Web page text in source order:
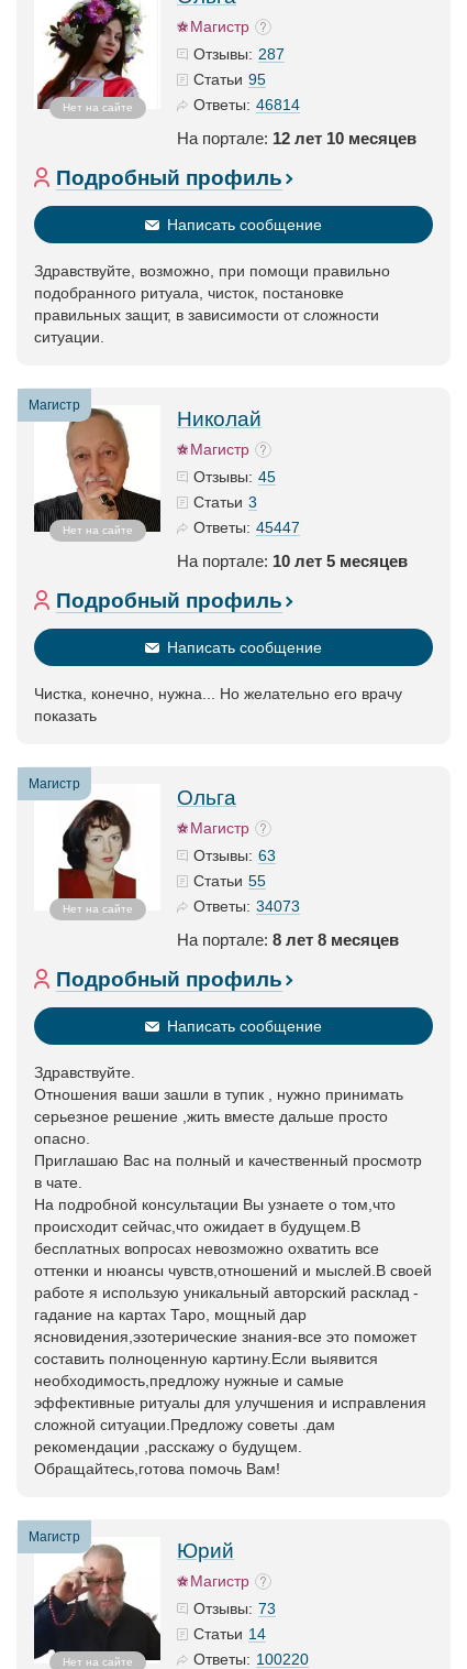
Нет на сайте
Магистр
Отзывы: 287
Статьи 95
Ответы: 46814
На портале: 12 лет 10 месяцев
Подробный профиль
Написать сообщение
Здравствуйте, возможно, при помощи правильно
подобранного ритуала, чисток, постановке
правильных защит, в зависимости от сложности
ситуации.
Магистр
Нет на сайте
Николай
Магистр
Отзывы: 45
Статьи 3
Ответы: 45447
На портале: 10 лет 5 месяцев
Подробный профиль
Написать сообщение
Чистка, конечно, нужна... Но желательно его врачу
показать
Магистр
Нет на сайте
Ольга
Магистр
Отзывы: 63
Статьи 55
Ответы: 34073
На портале: 8 лет 8 месяцев
Подробный профиль
Написать сообщение
Здравствуйте.
Отношения ваши зашли в тупик , нужно принимать
серьезное решение ,жить вместе дальше просто
опасно.
Приглашаю Вас на полный и качественный просмотр
в чате.
На подробной консультации Вы узнаете о том,что
происходит сейчас,что ожидает в будущем.В
бесплатных вопросах невозможно охватить все
оттенки и нюансы чувств,отношений и мыслей.В своей
работе я использую уникальный авторский расклад -
гадание на картах Таро, мощный дар
ясновидения,эзотерические знания-все это поможет
составить полноценную картину.Если выявится
необходимость,предложу нужные и самые
эффективные ритуалы для улучшения и исправления
сложной ситуации.Предложу советы .дам
рекомендации ,расскажу о будущем.
Обращайтесь,готова помочь Вам!
Магистр
Нет на сайте
Юрий
Магистр
Отзывы: 73
Статьи 14
Ответы: 100220